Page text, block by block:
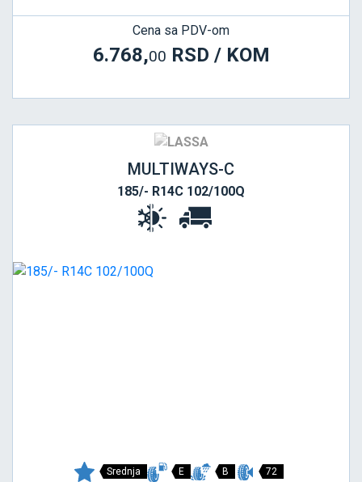
Cena sa PDV-om
6.768,00 RSD / KOM
MULTIWAYS-C
185/- R14C 102/100Q
Srednja E B 72